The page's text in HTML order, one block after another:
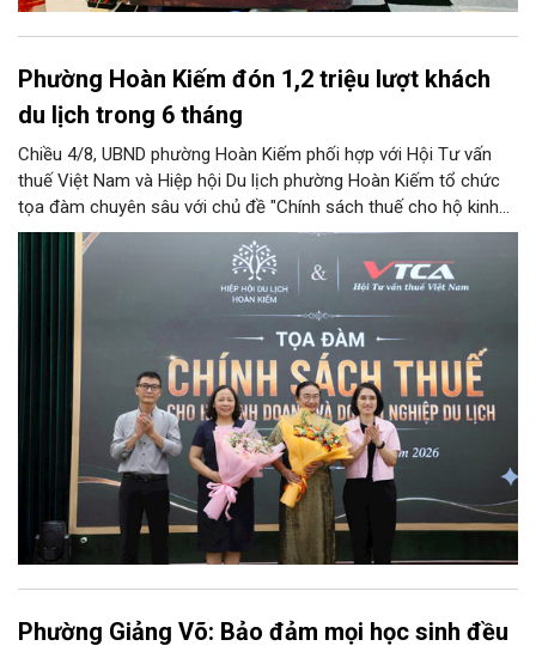
Phường Hoàn Kiếm đón 1,2 triệu lượt khách
du lịch trong 6 tháng
Chiều 4/8, UBND phường Hoàn Kiếm phối hợp với Hội Tư vấn
thuế Việt Nam và Hiệp hội Du lịch phường Hoàn Kiếm tổ chức
tọa đàm chuyên sâu với chủ đề "Chính sách thuế cho hộ kinh
doanh và doanh nghiệp du lịch".
Phường Giảng Võ: Bảo đảm mọi học sinh đều